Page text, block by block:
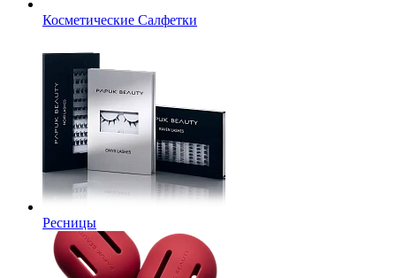
Косметические Салфетки
Ресницы